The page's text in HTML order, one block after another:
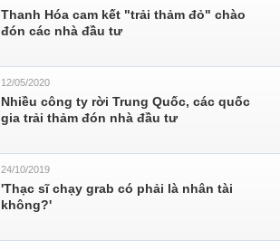
Thanh Hóa cam kết "trải thảm đỏ" chào
đón các nhà đầu tư
12/05/2020
Nhiều công ty rời Trung Quốc, các quốc
gia trải thảm đón nhà đầu tư
24/10/2019
'Thạc sĩ chạy grab có phải là nhân tài
không?'